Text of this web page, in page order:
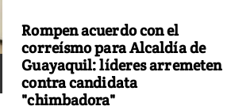
Rompen acuerdo con el
correísmo para Alcaldía de
Guayaquil: líderes arremeten
contra candidata
"chimbadora"